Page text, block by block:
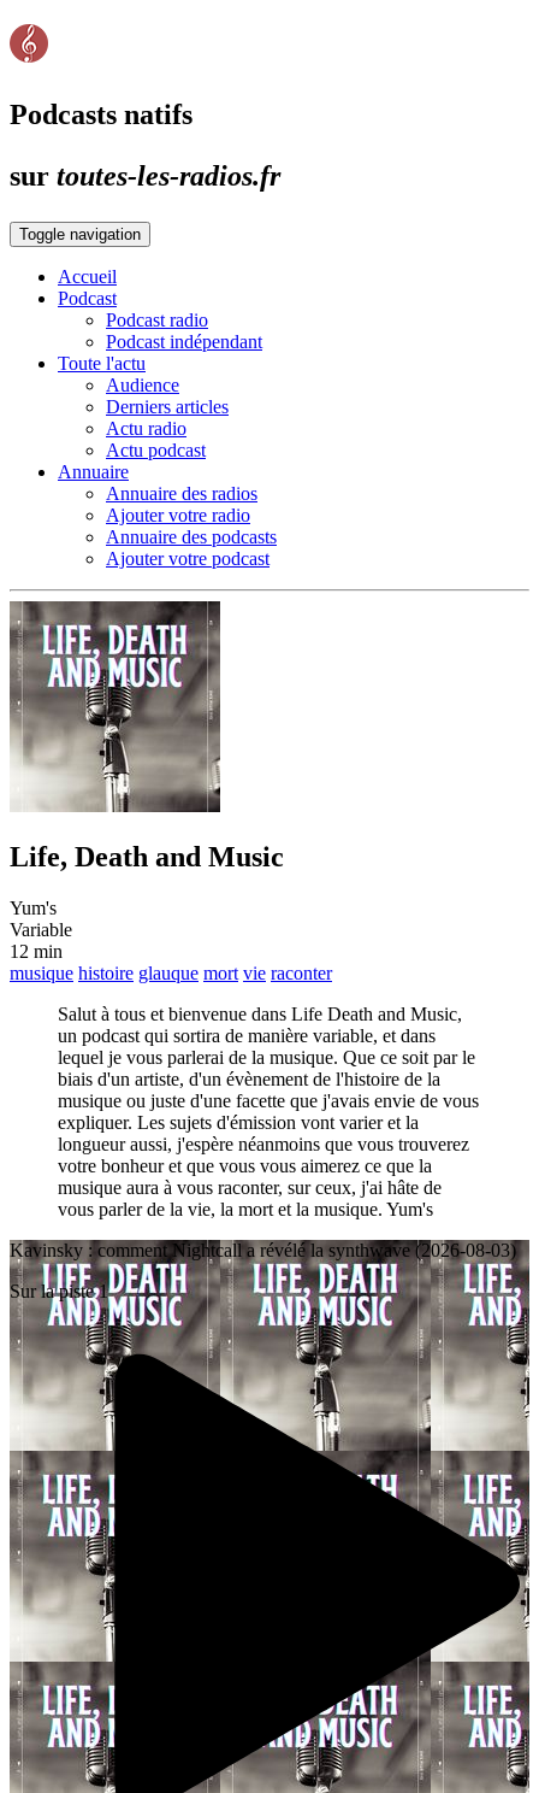
Podcasts natifs
sur toutes-les-radios.fr
Toggle navigation
Accueil
Podcast
Podcast radio
Podcast indépendant
Toute l'actu
Audience
Derniers articles
Actu radio
Actu podcast
Annuaire
Annuaire des radios
Ajouter votre radio
Annuaire des podcasts
Ajouter votre podcast
Life, Death and Music
Yum's
Variable
12 min
musique histoire glauque mort vie raconter
Salut à tous et bienvenue dans Life Death and Music,
un podcast qui sortira de manière variable, et dans
lequel je vous parlerai de la musique. Que ce soit par le
biais d'un artiste, d'un évènement de l'histoire de la
musique ou juste d'une facette que j'avais envie de vous
expliquer. Les sujets d'émission vont varier et la
longueur aussi, j'espère néanmoins que vous trouverez
votre bonheur et que vous vous aimerez ce que la
musique aura à vous raconter, sur ceux, j'ai hâte de
vous parler de la vie, la mort et la musique. Yum's
Kavinsky : comment Nightcall a révélé la synthwave (2026-08-03)
Sur la piste 1